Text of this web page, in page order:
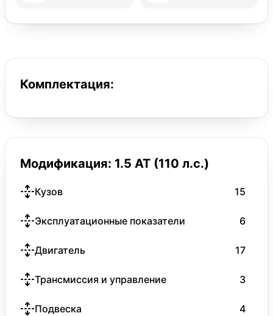
Комплектация:
Модификация: 1.5 AT (110 л.с.)
Кузов 15
Эксплуатационные показатели 6
Двигатель 17
Трансмиссия и управление 3
Подвеска 4